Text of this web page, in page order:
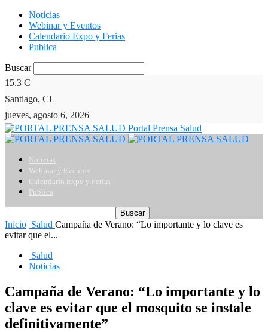
Noticias
Webinar y Eventos
Calendario Expo y Ferias
Publica
Buscar
15.3 C
Santiago, CL
jueves, agosto 6, 2026
Portal Prensa Salud
Noticias
Webinar y Eventos
Calendario Expo y Ferias
Publica
Inicio Salud Campaña de Verano: “Lo importante y lo clave es
evitar que el...
Salud
Noticias
Campaña de Verano: “Lo importante y lo
clave es evitar que el mosquito se instale
definitivamente”